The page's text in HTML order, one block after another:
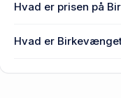
Birkevænget 8,
Hvad er prisen på
Galten senest blev
Hvad er